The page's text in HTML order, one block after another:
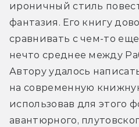
ироничный стиль
фантазия. Его книгу
сравнивать с чем-то
нечто среднее между
Автору удалось
на современную
использовав для этого
авантюрного,